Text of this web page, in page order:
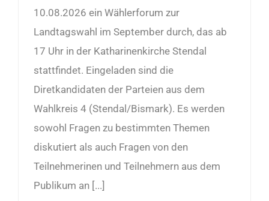
10.08.2026 ein Wählerforum zur
Landtagswahl im September durch, das ab
17 Uhr in der Katharinenkirche Stendal
stattfindet. Eingeladen sind die
Diretkandidaten der Parteien aus dem
Wahlkreis 4 (Stendal/Bismark). Es werden
sowohl Fragen zu bestimmten Themen
diskutiert als auch Fragen von den
Teilnehmerinen und Teilnehmern aus dem
Publikum an [...]